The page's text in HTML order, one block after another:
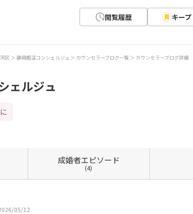
閲覧履歴 キープ
区 静岡婚活コンシェルジュ カウンセラーブログ一覧 カウンセラーブログ詳細
ェルジュ
成婚者エピソード
(4)
05/12